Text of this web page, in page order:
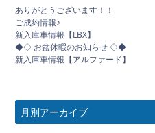
ありがとうございます！！
ご成約情報♪
新入庫車情報【LBX】
◆◇ お盆休暇のお知らせ ◇◆
新入庫車情報【アルファード】
月別アーカイブ